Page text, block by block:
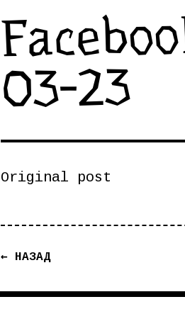
03-23
Original post
← НАЗАД